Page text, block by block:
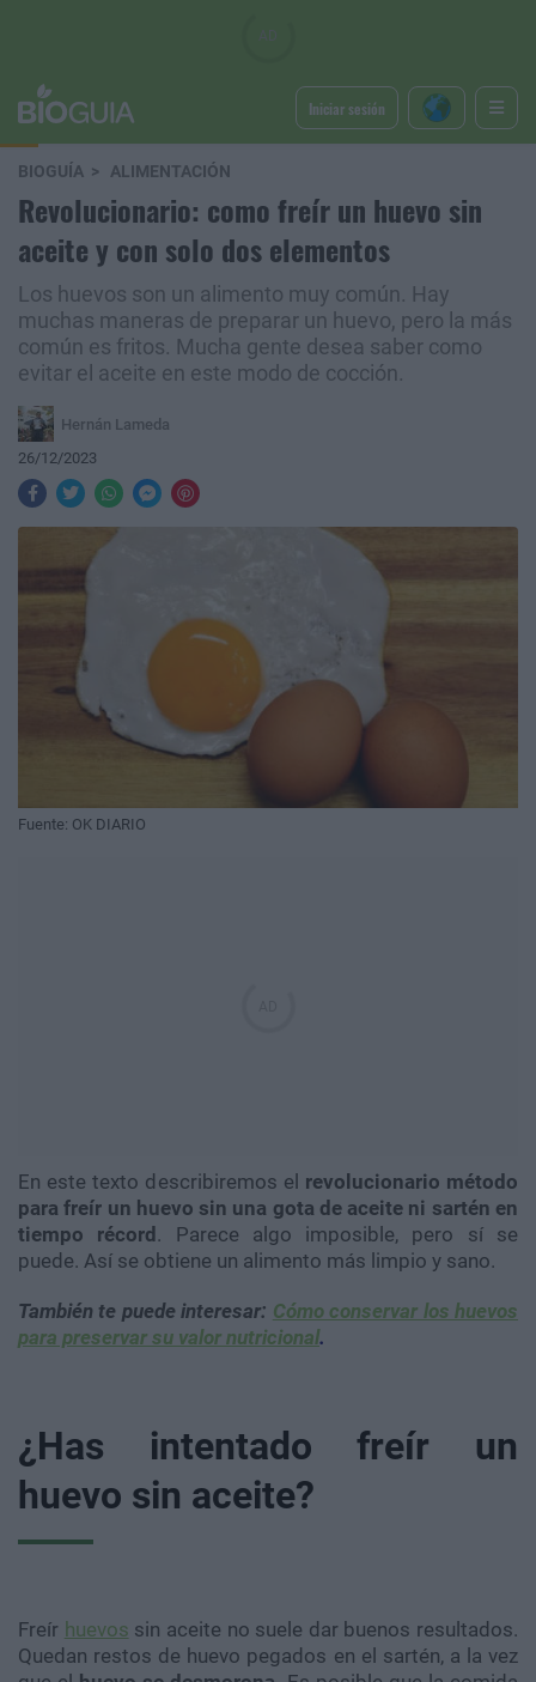
Iniciar sesión
BIOGUÍA ALIMENTACIÓN
Revolucionario: como freír un huevo sin
aceite y con solo dos elementos
Los huevos son un alimento muy común. Hay
muchas maneras de preparar un huevo, pero la más
común es fritos. Mucha gente desea saber como
evitar el aceite en este modo de cocción.
Hernán Lameda
26/12/2023
Fuente: OK DIARIO
En este texto describiremos el revolucionario método
para freír un huevo sin una gota de aceite ni sartén en
tiempo récord. Parece algo imposible, pero sí se
puede. Así se obtiene un alimento más limpio y sano.
También te puede interesar: Cómo conservar los huevos
para preservar su valor nutricional.
¿Has intentado freír un
huevo sin aceite?
Freír huevos sin aceite no suele dar buenos resultados.
Quedan restos de huevo pegados en el sartén, a la vez